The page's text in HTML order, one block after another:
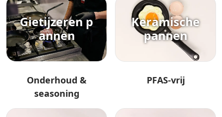
Gietijzeren p
annen
Onderhoud &
seasoning
Keramische
pannen
PFAS-vrij